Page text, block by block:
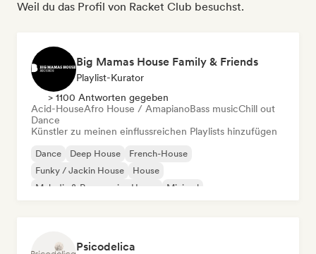
Weil du das Profil von Racket Club besuchst.
Big Mamas House Family & Friends
Playlist-Kurator
> 1100 Antworten gegeben
Acid-HouseAfro House / AmapianoBass musicChill out
Dance
Künstler zu meinen einflussreichen Playlists hinzufügen
Dance Deep House
French-House
Funky / Jackin House
House
Melodic & Progressive House
Minimal
Psicodelica